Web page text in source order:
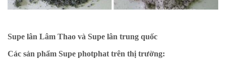
Supe lân Lâm Thao và Supe lân trung quốc
Các sản phẩm Supe photphat trên thị trường: